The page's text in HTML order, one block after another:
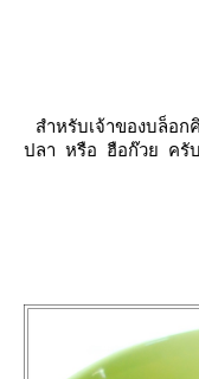
สำหรับเจ้าของบล็อ
ปลา หรือ ฮือก๊วย ครั